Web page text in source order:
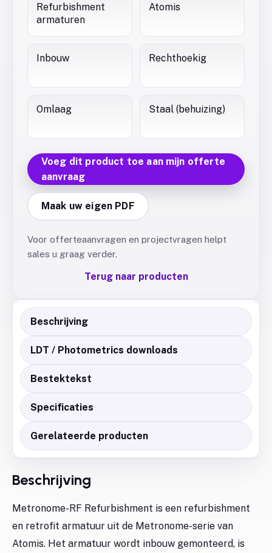
Refurbishment
armaturen
Atomis
Inbouw Rechthoekig
Omlaag Staal (behuizing)
Voeg dit product toe aan mijn offerte
aanvraag
Maak uw eigen PDF
Voor offerteaanvragen en projectvragen helpt
sales u graag verder.
Terug naar producten
Beschrijving
LDT / Photometrics downloads
Bestektekst
Specificaties
Gerelateerde producten
Beschrijving
Metronome-RF Refurbishment is een refurbishment
en retrofit armatuur uit de Metronome-serie van
Atomis. Het armatuur wordt inbouw gemonteerd, is